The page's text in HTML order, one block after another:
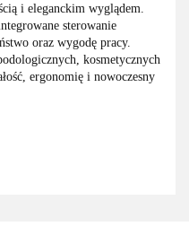
i eleganckim wyglądem.
sterowanie
oraz wygodę pracy.
kosmetycznych
ergonomię i nowoczesny